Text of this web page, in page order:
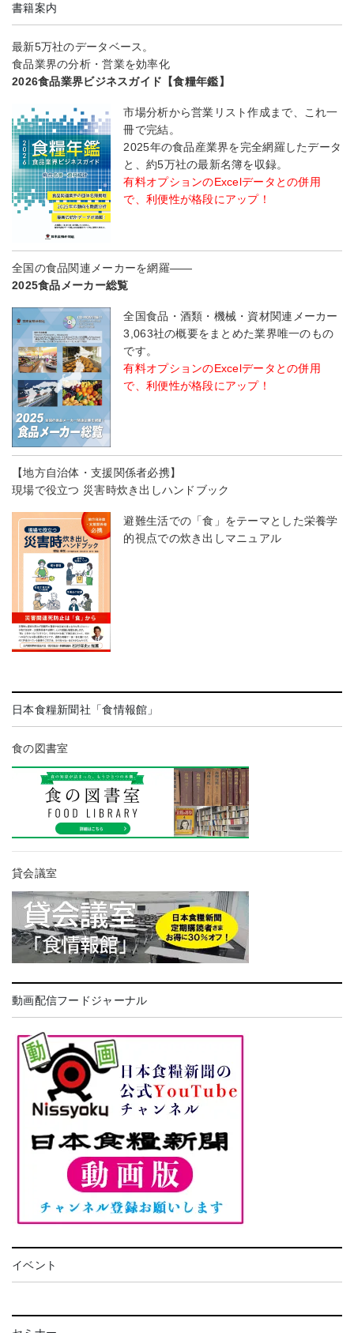
書籍案内
最新5万社のデータベース。
食品業界の分析・営業を効率化
2026食品業界ビジネスガイド【食糧年鑑】
市場分析から営業リスト作成まで、これ一
冊で完結。
2025年の食品産業界を完全網羅したデータ
と、約5万社の最新名簿を収録。
有料オプションのExcelデータとの併用
で、利便性が格段にアップ！
全国の食品関連メーカーを網羅――
2025食品メーカー総覧
全国食品・酒類・機械・資材関連メーカー
3,063社の概要をまとめた業界唯一のもの
です。
有料オプションのExcelデータとの併用
で、利便性が格段にアップ！
【地方自治体・支援関係者必携】
現場で役立つ 災害時炊き出しハンドブック
避難生活での「食」をテーマとした栄養学
的視点での炊き出しマニュアル
日本食糧新聞社「食情報館」
食の図書室
貸会議室
動画配信フードジャーナル
イベント